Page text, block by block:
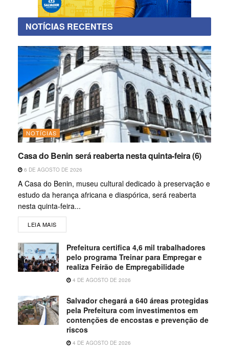
NOTÍCIAS RECENTES
NOTÍCIAS
Casa do Benin será reaberta nesta quinta-feira (6)
6 DE AGOSTO DE 2026
A Casa do Benin, museu cultural dedicado à preservação e
estudo da herança africana e diaspórica, será reaberta
nesta quinta-feira...
LEIA MAIS
Prefeitura certifica 4,6 mil trabalhadores
pelo programa Treinar para Empregar e
realiza Feirão de Empregabilidade
4 DE AGOSTO DE 2026
Salvador chegará a 640 áreas protegidas
pela Prefeitura com investimentos em
contenções de encostas e prevenção de
riscos
4 DE AGOSTO DE 2026